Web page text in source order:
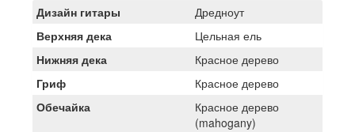
Дизайн гитары
Дредноут
Верхняя дека
Цельная ель
Нижняя дека
Красное дерево
Гриф
Красное дерево
Обечайка
Красное дерево
(mahogany)